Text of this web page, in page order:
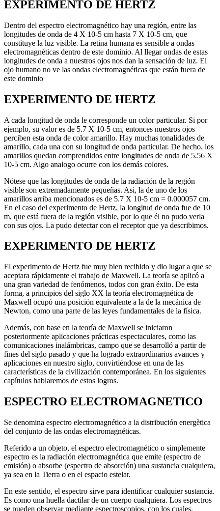
EXPERIMENTO DE HERTZ
Dentro del espectro electromagnético hay una región, entre las
longitudes de onda de 4 X 10-5 cm hasta 7 X 10-5 cm, que
constituye la luz visible. La retina humana es sensible a ondas
electromagnéticas dentro de este dominio. Al llegar ondas de estas
longitudes de onda a nuestros ojos nos dan la sensación de luz. El
ojo humano no ve las ondas electromagnéticas que están fuera de
este dominio
EXPERIMENTO DE HERTZ
A cada longitud de onda le corresponde un color particular. Si por
ejemplo, su valor es de 5.7 X 10-5 cm, entonces nuestros ojos
perciben esta onda de color amarillo. Hay muchas tonalidades de
amarillo, cada una con su longitud de onda particular. De hecho, los
amarillos quedan comprendidos entre longitudes de onda de 5.56 X
10-5 cm. Algo analogo ocurre con los demás colores.
Nótese que las longitudes de onda de la radiación de la región
visible son extremadamente pequeñas. Así, la de uno de los
amarillos arriba mencionados es de 5.7 X 10-5 cm = 0.000057 cm.
En el caso del experimento de Hertz, la longitud de onda fue de 10
m, que está fuera de la región visible, por lo que él no pudo verla
con sus ojos. La pudo detectar con el receptor que ya describimos.
EXPERIMENTO DE HERTZ
El experimento de Hertz fue muy bien recibido y dio lugar a que se
aceptara rápidamente el trabajo de Maxwell. La teoría se aplicó a
una gran variedad de fenómenos, todos con gran éxito. De esta
forma, a principios del siglo XX la teoría electromagnética de
Maxwell ocupó una posición equivalente a la de la mecánica de
Newton, como una parte de las leyes fundamentales de la física.
Además, con base en la teoría de Maxwell se iniciaron
posteriormente aplicaciones prácticas espectaculares, como las
comunicaciones inalámbricas, campo que se desarrolló a partir de
fines del siglo pasado y que ha logrado extraordinarios avances y
aplicaciones en nuestro siglo, convirtiéndose en una de las
características de la civilización contemporánea. En los siguientes
capítulos hablaremos de estos logros.
ESPECTRO ELECTROMAGNETICO
Se denomina espectro electromagnético a la distribución energètica
del conjunto de las ondas electromagnéticas.
Referido a un objeto, el espectro electromagnético o simplemente
espectro es la radiación electromagnética que emite (espectro de
emisión) o absorbe (espectro de absorción) una sustancia cualquiera,
ya sea en la Tierra o en el espacio estelar.
En este sentido, el espectro sirve para identificar cualquier sustancia.
Es como una huella dactilar de un cuerpo cualquiera. Los espectros
se pueden observar mediante espectroscopios, con los cuales,